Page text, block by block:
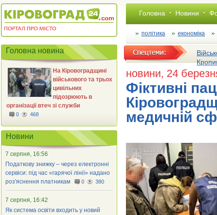
Головна Новини
політика економіка
новини, 24
Фіктивні
медичній
Головна новина
На Кіровоградщині
військового та трьох
цивільних
підозрюють в
організації втеч зі служби
0 468
Новини
7 серпня, 16:56
Податкову знижку – через електронні
сервіси: під час «гарячої лінії» надано
роз'яснення платникам
0 380
7 серпня, 16:42
Як система освіти входить у новий